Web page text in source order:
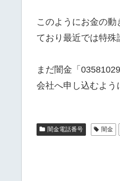
このようにお金の
ており最近では特殊
まだ闇金「
会社へ申し込むよう
闇金電話番号 闇金